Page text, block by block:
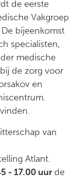
de eerste
Vakgroep
bijeenkomst
specialisten,
medische
de zorg voor
en
van
Atlant.
- 17.00 uur de